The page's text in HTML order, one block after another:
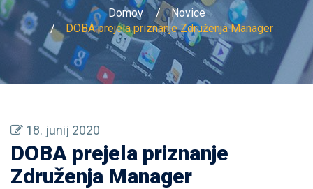
Domov
Novice
DOBA prejela priznanje Združenja Manager
18. junij 2020
DOBA prejela priznanje
Združenja Manager